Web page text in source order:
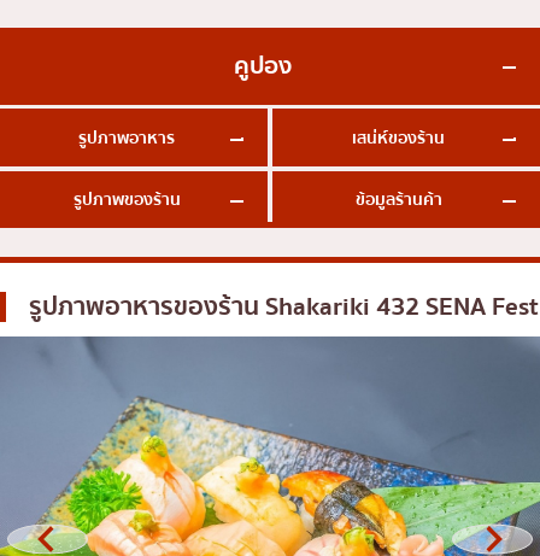
ข้าวปั้นญี่ปุ่น
โอโคโนมิยากิ/เทปปันยากิ
ด้ง (ข้าวหน้าต่างๆ)
บุฟเฟต์
มิชลิน
ของทอดเสียบไม้
หม้อไฟญี่ปุ่น
ของย่างเสียบไม้/เครื่องในย่าง
พระโขนง
เพลินจิต
ชิดลม
บางนา
อุดมสุข
ศรีราชา
ไอคอนสยาม
เซ็นทรัลเวิลด์
นนทบุรี
เชียงใหม่
รูปภาพอาหาร
คูปอง
เสน่ห์ของร้าน
รูปภาพของร้าน ข้อมูลร้านค้า
รูปภาพอาหารของร้านShakariki 432 SENA Fest